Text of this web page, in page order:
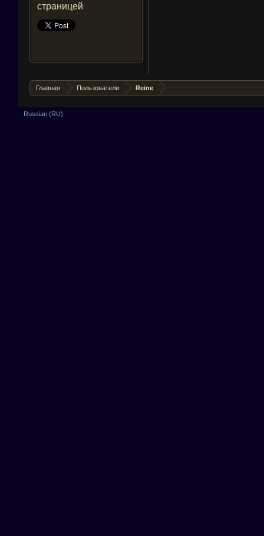
страницей
Главная Пользователи Reine
Russian (RU)